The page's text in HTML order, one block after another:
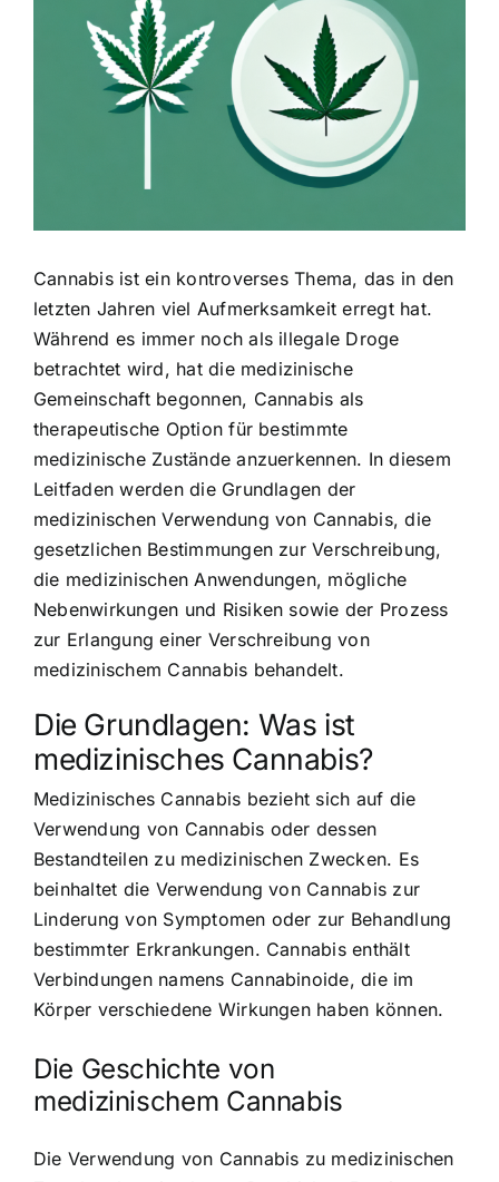
Cannabis ist ein kontroverses Thema, das in den
letzten Jahren viel Aufmerksamkeit erregt hat.
Während es immer noch als illegale Droge
betrachtet wird, hat die medizinische
Gemeinschaft begonnen, Cannabis als
therapeutische Option für bestimmte
medizinische Zustände anzuerkennen. In diesem
Leitfaden werden die Grundlagen der
medizinischen Verwendung von Cannabis, die
gesetzlichen Bestimmungen zur Verschreibung,
die medizinischen Anwendungen, mögliche
Nebenwirkungen und Risiken sowie der Prozess
zur Erlangung einer Verschreibung von
medizinischem Cannabis behandelt.
Die Grundlagen: Was ist
medizinisches Cannabis?
Medizinisches Cannabis bezieht sich auf die
Verwendung von Cannabis oder dessen
Bestandteilen zu medizinischen Zwecken. Es
beinhaltet die Verwendung von Cannabis zur
Linderung von Symptomen oder zur Behandlung
bestimmter Erkrankungen. Cannabis enthält
Verbindungen namens Cannabinoide, die im
Körper verschiedene Wirkungen haben können.
Die Geschichte von
medizinischem Cannabis
Die Verwendung von Cannabis zu medizinischen